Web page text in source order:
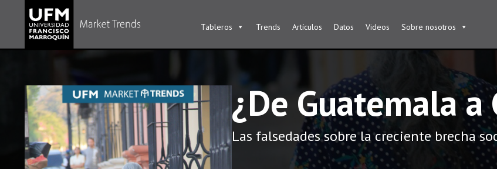
Tableros Trends Artículos Datos Videos Sobre nosotros
¿De Guatemala a
Las falsedades sobre la creciente brecha